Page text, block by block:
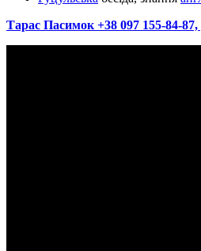
Тарас Пасимок +38 097 155-84-